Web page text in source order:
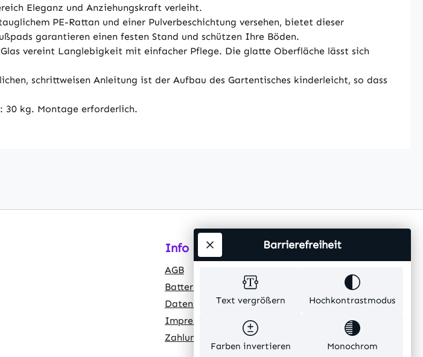
Eleganz und Anziehungskraft verleiht.
PE-Rattan und einer Pulverbeschichtung versehen, bietet dieser
garantieren einen festen Stand und schützen Ihre Böden.
vereint Langlebigkeit mit einfacher Pflege. Die glatte Oberfläche lässt sich
schrittweisen Anleitung ist der Aufbau des Gartentisches kinderleicht, so dass
30 kg. Montage erforderlich.
Info
AGB
Batteriehinweis
Datenschutz
Impressum
Zahlungsarten
Text vergrößern Hochkontrastmodus
Farben invertieren Monochrom
Barrierefreiheit